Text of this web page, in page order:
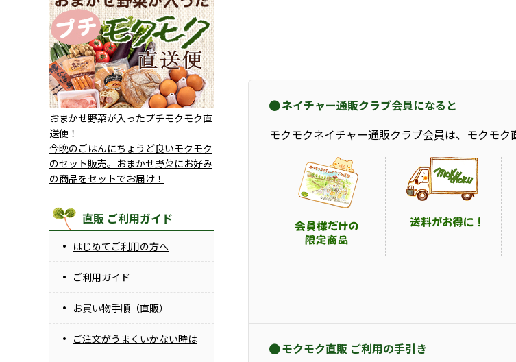
おまかせ野菜が入ったプチモクモク直
送便！
今晩のごはんにちょうど良いモクモク
のセット販売。おまかせ野菜にお好み
の商品をセットでお届け！
直販 ご利用ガイド
はじめてご利用の方へ
ご利用ガイド
お買い物手順（直販）
ご注文がうまくいかない時は
ネイチャー通販クラブ会員になると
モクモクネイチャー通販クラブ会員は、モクモク
モクモク直販 ご利用の手引き